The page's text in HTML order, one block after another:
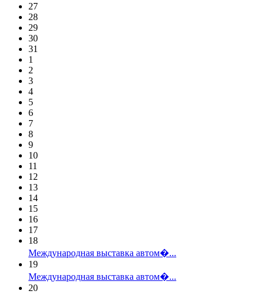
27
28
29
30
31
1
2
3
4
5
6
7
8
9
10
11
12
13
14
15
16
17
18
Международная выставка автом�...
19
Международная выставка автом�...
20